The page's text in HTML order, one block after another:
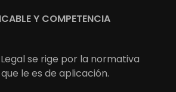
Y COMPETENCIA
se rige por la normativa
le es de aplicación.